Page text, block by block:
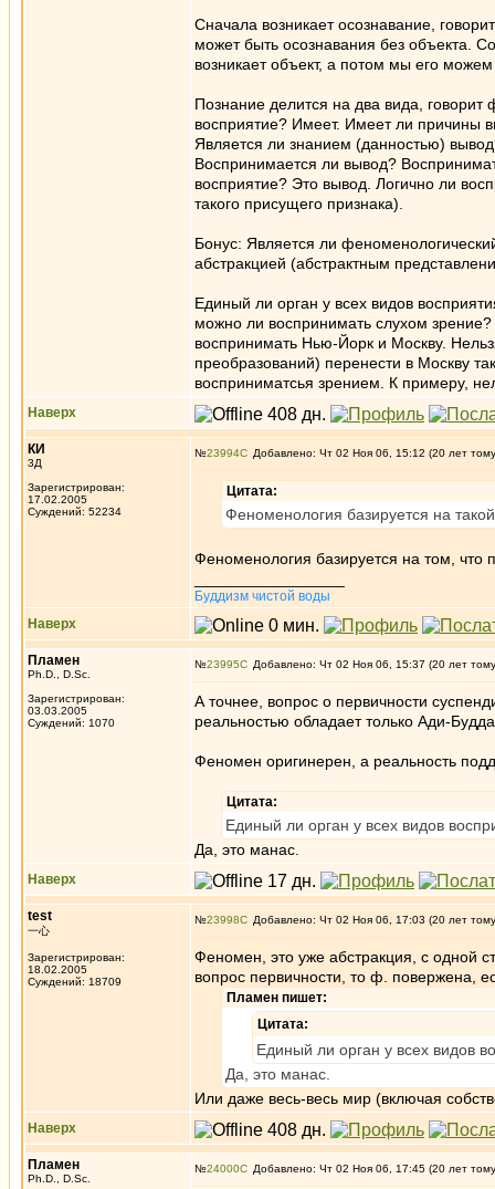
Сначала возникает осознавание,
может быть осознавания без объекта.
возникает объект, а потом мы его можем
Познание делится на два вида,
восприятие? Имеет. Имеет ли причины
Является ли знанием (данностью)
Воспринимается ли вывод?
восприятие? Это вывод. Логично ли
такого присущего признака).
Бонус: Является ли
абстракцией (абстрактным
Единый ли орган у всех видов
можно ли воспринимать слухом
воспринимать Нью-Йорк и Москву.
преобразований) перенести в Москву
восприниматсья зрением. К примеру,
Наверх
КИ
3Д
Зарегистрирован:
17.02.2005
Суждений: 52234
№23994 Добавлено: Чт 02 Ноя 06, 15:12 (20 лет
Цитата:
Феноменология базируется на
Феноменология базируется на том,
Буддизм чистой воды
Наверх
Пламен
Ph.D., D.Sc.
Зарегистрирован:
03.03.2005
Суждений: 1070
№23995 Добавлено: Чт 02 Ноя 06, 15:37 (20 лет
А точнее, вопрос о первичности
реальностью обладает только Ади-
Феномен оригинерен, а реальность
Цитата:
Единый ли орган у всех видов
Да, это манас.
Наверх
test
一心
Зарегистрирован:
18.02.2005
Суждений: 18709
№23998 Добавлено: Чт 02 Ноя 06, 17:03 (20 лет
Феномен, это уже абстракция, с одной
вопрос первичности, то ф. повержена,
Пламен пишет:
Цитата:
Единый ли орган у всех видов
Да, это манас.
Или даже весь-весь мир (включая
Наверх
Пламен
Ph.D., D.Sc.
№24000 Добавлено: Чт 02 Ноя 06, 17:45 (20 лет